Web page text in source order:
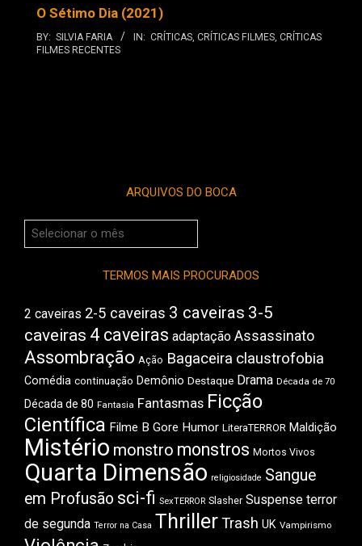
O Sétimo Dia (2021)
BY: SILVIA FARIA IN: CRÍTICAS, CRÍTICAS FILMES, CRÍTICAS
FILMES RECENTES
ARQUIVOS DO BOCA
Arquivos
do
TERMOS MAIS PROCURADOS
2 caveiras 2-5 caveiras 3 caveiras 3-5
caveiras 4 caveiras adaptação Assassinato
Assombração Ação Bagaceira claustrofobia
Comédia continuação Demônio Destaque Drama Década de 70
Década de 80 Fantasia Fantasmas Ficção
Científica Filme B Gore Humor LiteraTERROR Maldição
Mistério monstro monstros Mortos Vivos
Quarta Dimensão religiosidade Sangue
em Profusão sci-fi SexTERROR Slasher Suspense terror
de segunda Terror na Casa ThrillerTrash UK Vampirismo